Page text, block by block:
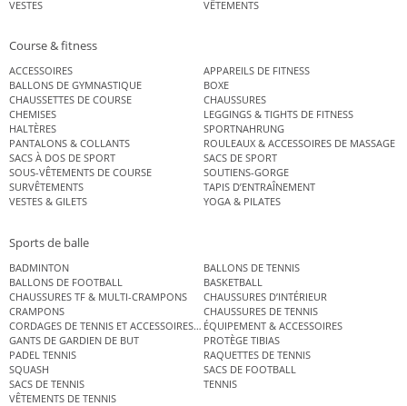
VESTES
VÊTEMENTS
Course & fitness
ACCESSOIRES
APPAREILS DE FITNESS
BALLONS DE GYMNASTIQUE
BOXE
CHAUSSETTES DE COURSE
CHAUSSURES
CHEMISES
LEGGINGS & TIGHTS DE FITNESS
HALTÈRES
SPORTNAHRUNG
PANTALONS & COLLANTS
ROULEAUX & ACCESSOIRES DE MASSAGE
SACS À DOS DE SPORT
SACS DE SPORT
SOUS-VÊTEMENTS DE COURSE
SOUTIENS-GORGE
SURVÊTEMENTS
TAPIS D’ENTRAÎNEMENT
VESTES & GILETS
YOGA & PILATES
Sports de balle
BADMINTON
BALLONS DE TENNIS
BALLONS DE FOOTBALL
BASKETBALL
CHAUSSURES TF & MULTI-CRAMPONS
CHAUSSURES D’INTÉRIEUR
CRAMPONS
CHAUSSURES DE TENNIS
CORDAGES DE TENNIS ET ACCESSOIRES DE TENNISÉQUIPEMENT & ACCESSOIRES
GANTS DE GARDIEN DE BUT
PROTÈGE TIBIAS
PADEL TENNIS
RAQUETTES DE TENNIS
SQUASH
SACS DE FOOTBALL
SACS DE TENNIS
TENNIS
VÊTEMENTS DE TENNIS